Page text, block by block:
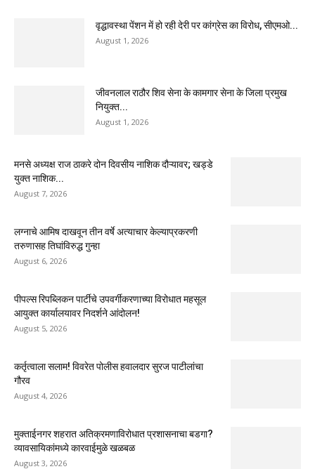
वृद्धावस्था पेंशन में हो रही देरी पर कांग्रेस का विरोध, सीएमओ...
August 1, 2026
जीवनलाल राठौर शिव सेना के कामगार सेना के जिला प्रमुख
नियुक्त...
August 1, 2026
मनसे अध्यक्ष राज ठाकरे दोन दिवसीय नाशिक दौऱ्यावर; खड्डे
युक्त नाशिक...
August 7, 2026
लग्नाचे आमिष दाखवून तीन वर्षे अत्याचार केल्याप्रकरणी
तरुणासह तिघांविरुद्ध गुन्हा
August 6, 2026
पीपल्स रिपब्लिकन पार्टीचे उपवर्गीकरणाच्या विरोधात महसूल
आयुक्त कार्यालयावर निदर्शने आंदोलन!
August 5, 2026
कर्तृत्वाला सलाम! विवरेत पोलीस हवालदार सुरज पाटीलांचा
गौरव
August 4, 2026
मुक्ताईनगर शहरात अतिक्रमणाविरोधात प्रशासनाचा बडगा?
व्यावसायिकांमध्ये कारवाईमुळे खळबळ
August 3, 2026